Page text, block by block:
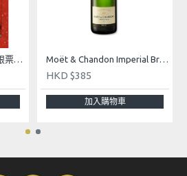
，平衡了張力與圓潤，成熟柑
香氣更顯其濃郁。餘味悠長細
時飲用，搭配海鮮或魚類菜
5送1/原箱【银票五代】银票梅洛2018葡萄酒 - Yin Piao Wine 2018 Merlot 750ml Moët & Chandon Imperial Brut Champagne 750mL
HKD $385
加入購物車